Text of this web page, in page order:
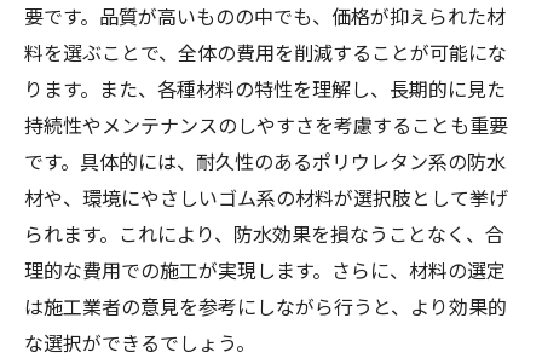
要です。品質が高いものの中でも、価格が抑えられた材
料を選ぶことで、全体の費用を削減することが可能にな
ります。また、各種材料の特性を理解し、長期的に見た
持続性やメンテナンスのしやすさを考慮することも重要
です。具体的には、耐久性のあるポリウレタン系の防水
材や、環境にやさしいゴム系の材料が選択肢として挙げ
られます。これにより、防水効果を損なうことなく、合
理的な費用での施工が実現します。さらに、材料の選定
は施工業者の意見を参考にしながら行うと、より効果的
な選択ができるでしょう。